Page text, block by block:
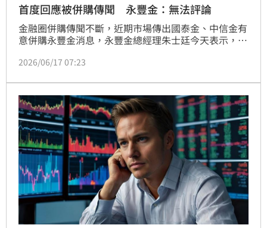
首度回應被併購傳聞 永豐金：無法評論
金融圈併購傳聞不斷，近期市場傳出國泰金、中信金有
意併購永豐金消息，永豐金總經理朱士廷今天表示，江
的，朱士廷說，只要對金融版圖、業務觸角、集團綜效
2026/06/17 07:23